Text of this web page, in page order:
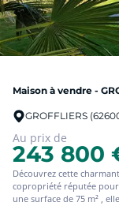
Maison à vendre -
GROFFLIERS
Au prix de
243 800
Découvrez cette
copropriété réputée pour
une surface de 75 m² ,